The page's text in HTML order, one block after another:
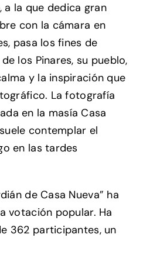
a la que dedica gran
con la cámara en
pasa los fines de
los Pinares, su pueblo,
y la inspiración que
La fotografía
en la masía Casa
contemplar el
en las tardes
de Casa Nueva” ha
votación popular. Ha
362 participantes, un